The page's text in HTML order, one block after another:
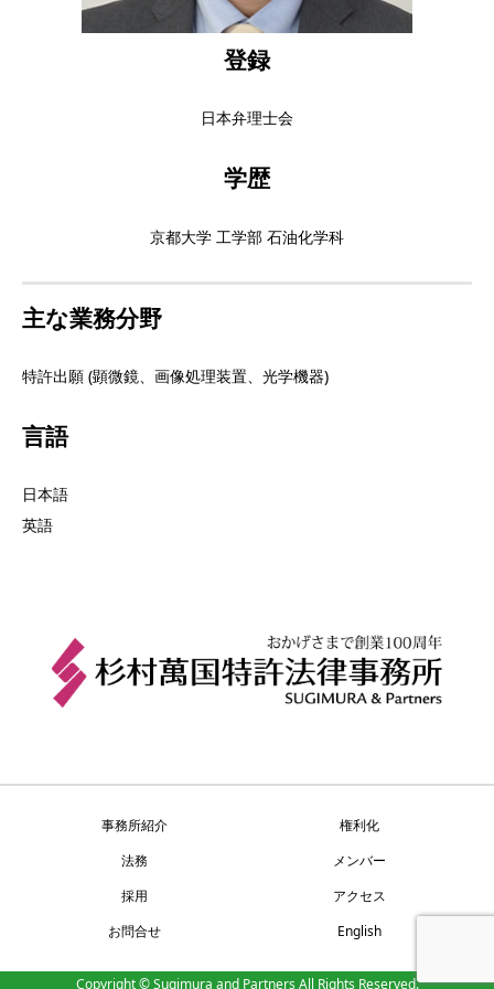
登録
日本弁理士会
学歴
京都大学 工学部 石油化学科
主な業務分野
特許出願 (顕微鏡、画像処理装置、光学機器)
言語
日本語
英語
事務所紹介
権利化
法務
メンバー
採用
アクセス
お問合せ
English
Copyright © Sugimura and Partners All Rights Reserved.